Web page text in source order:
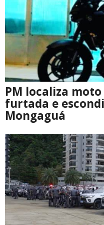
PM localiza
furtada e
Mongaguá